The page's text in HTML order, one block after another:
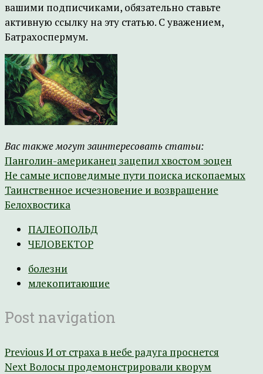
вашими подписчиками, обязательно ставьте
активную ссылку на эту статью. С уважением,
Батрахоспермум.
Вас также могут заинтересовать статьи:
Панголин-американец зацепил хвостом эоцен
Не самые исповедимые пути поиска ископаемых
Таинственное исчезновение и возвращение
Белохвостика
ПАЛЕОПОЛЬД
ЧЕЛОВЕКТОР
болезни
млекопитающие
Post navigation
PreviousИ от страха в небе радуга проснется
NextВолосы продемонстрировали кворум